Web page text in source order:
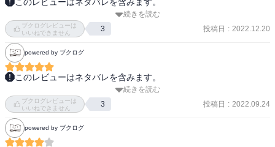
2020年の大学受験改革を目前に、激変する中学受験界に現れたのは
生徒を第一志望校に絶対合格させる最強最悪の塾講師・黒木蔵人！
受験の神様か、拝金の悪魔か？ 早期受験が一般化する昨今、もっと
も熱い中学受験の隠された裏側、合格への戦略を圧倒的なリアリテ
ィーでえぐりだす衝撃の問題作！
・‥…━━━☆・‥…━━━☆・‥…━━━☆
感想は最終巻にまとめて記載予定です。
続きを読む
ブクログレビューは
いいねできません
3 投稿日 : 2022.12.20
powered by ブクログ
このレビューはネタバレを含みます。
中学受験塾が舞台、塾講師が主人公のマンガです。
自分自身が大手塾に通塾して中学受験を経験していること、勤務校
が私立中学（受験の対象校）であることなどから、とても身近なテ
ーマです。
続きを読む
ブクログレビューは
いいねできません
3 投稿日 : 2022.09.24
powered by ブクログ